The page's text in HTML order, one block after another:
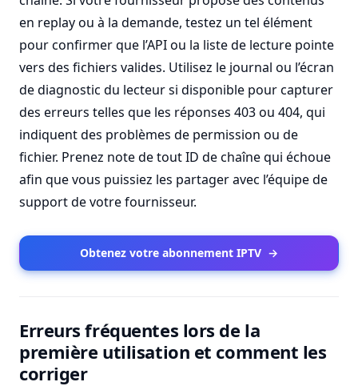
en replay ou à la demande, testez un tel élément
pour confirmer que l’API ou la liste de lecture pointe
vers des fichiers valides. Utilisez le journal ou l’écran
de diagnostic du lecteur si disponible pour capturer
des erreurs telles que les réponses 403 ou 404, qui
indiquent des problèmes de permission ou de
fichier. Prenez note de tout ID de chaîne qui échoue
afin que vous puissiez les partager avec l’équipe de
support de votre fournisseur.
Obtenez votre abonnement IPTV →
Erreurs fréquentes lors de la
première utilisation et comment les
corriger